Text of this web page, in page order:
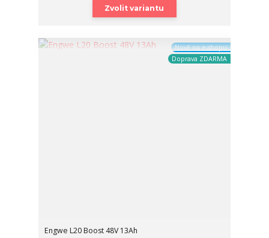
Zvolit variantu
Nově na e-shopu
Doprava ZDARMA
Engwe L20 Boost 48V 13Ah